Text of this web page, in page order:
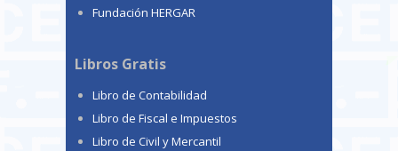
Fundación HERGAR
Libros Gratis
Libro de Contabilidad
Libro de Fiscal e Impuestos
Libro de Civil y Mercantil